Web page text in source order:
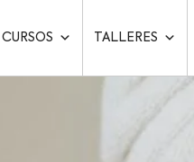
CURSOS TALLERES